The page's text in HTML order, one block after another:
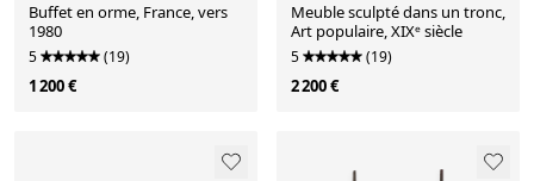
Buffet en orme, France, vers
1980
5 (19)
1 200 €
Meuble sculpté dans un tronc,
Art populaire, XIXᵉ siècle
5 (19)
2 200 €